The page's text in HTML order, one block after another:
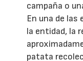
campaña o
En una de
la entidad, la
patata